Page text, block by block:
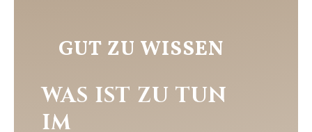
GUT ZU WISSEN
WAS IST ZU TUN
IM